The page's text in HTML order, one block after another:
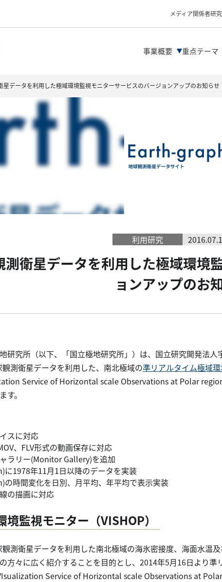
メディア関係者研
事業概要 重点テーマ
星データを利用した極域環境監視モニターサービスのバージョンアップのお知らせ
利用研究
測衛星データを利用した極域環境
ョンアップのお
研究所（以下、「国立極地研究所」）は、国立研究開発法人
測衛星データを利用した、南北極域の準リアルタイム極域
Service of Horizontal scale Observations at Polar
す。
スに対応
、FLV形式の動画保存に対応
ラリー(Monitor Gallery)を追加
に1978年11月1日以降のデータを実装
の時間変化を日別、月平均、年平均で表示実装
の描画に対応
監視モニター（VISHOP）
測衛星データを利用した南北極域の海氷密接度、海面水温
方々に広く紹介することを目的とし、2014年5月16日より準
Service of Horizontal scale Observations at